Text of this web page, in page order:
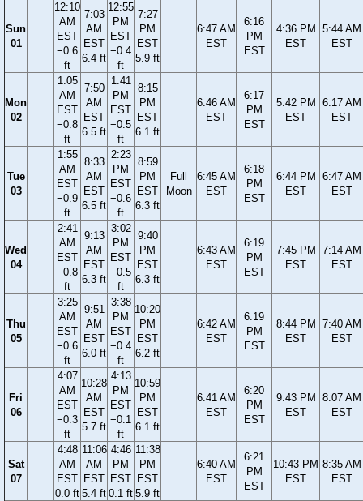
Sun
01
12:10
AM
EST
−0.6
ft
7:03
AM
EST
6.4 ft
12:55
PM
EST
−0.4
ft
7:27
PM
EST
5.9 ft
6:47 AM
EST
6:16
PM
EST
4:36 PM
EST
5:44 AM
EST
Mon
02
1:05
AM
EST
−0.8
ft
7:50
AM
EST
6.5 ft
1:41
PM
EST
−0.5
ft
8:15
PM
EST
6.1 ft
6:46 AM
EST
6:17
PM
EST
5:42 PM
EST
6:17 AM
EST
Tue
03
1:55
AM
EST
−0.9
ft
8:33
AM
EST
6.5 ft
2:23
PM
EST
−0.6
ft
8:59
PM
EST
6.3 ft
Full
Moon
6:45 AM
EST
6:18
PM
EST
6:44 PM
EST
6:47 AM
EST
Wed
04
2:41
AM
EST
−0.8
ft
9:13
AM
EST
6.3 ft
3:02
PM
EST
−0.5
ft
9:40
PM
EST
6.3 ft
6:43 AM
EST
6:19
PM
EST
7:45 PM
EST
7:14 AM
EST
Thu
05
3:25
AM
EST
−0.6
ft
9:51
AM
EST
6.0 ft
3:38
PM
EST
−0.4
ft
10:20
PM
EST
6.2 ft
6:42 AM
EST
6:19
PM
EST
8:44 PM
EST
7:40 AM
EST
Fri
06
4:07
AM
EST
−0.3
ft
10:28
AM
EST
5.7 ft
4:13
PM
EST
−0.1
ft
10:59
PM
EST
6.1 ft
6:41 AM
EST
6:20
PM
EST
9:43 PM
EST
8:07 AM
EST
Sat
07
4:48
AM
EST
0.0 ft
11:06
AM
EST
5.4 ft
4:46
PM
EST
0.1 ft
11:38
PM
EST
5.9 ft
6:40 AM
EST
6:21
PM
EST
10:43 PM
EST
8:35 AM
EST